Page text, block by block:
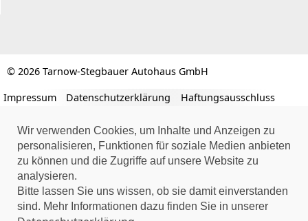
© 2026 Tarnow-Stegbauer Autohaus GmbH
Impressum
Datenschutzerklärung Haftungsausschluss
Wir verwenden Cookies, um Inhalte und Anzeigen zu
personalisieren, Funktionen für soziale Medien anbieten
zu können und die Zugriffe auf unsere Website zu
analysieren.
Bitte lassen Sie uns wissen, ob sie damit einverstanden
sind. Mehr Informationen dazu finden Sie in unserer